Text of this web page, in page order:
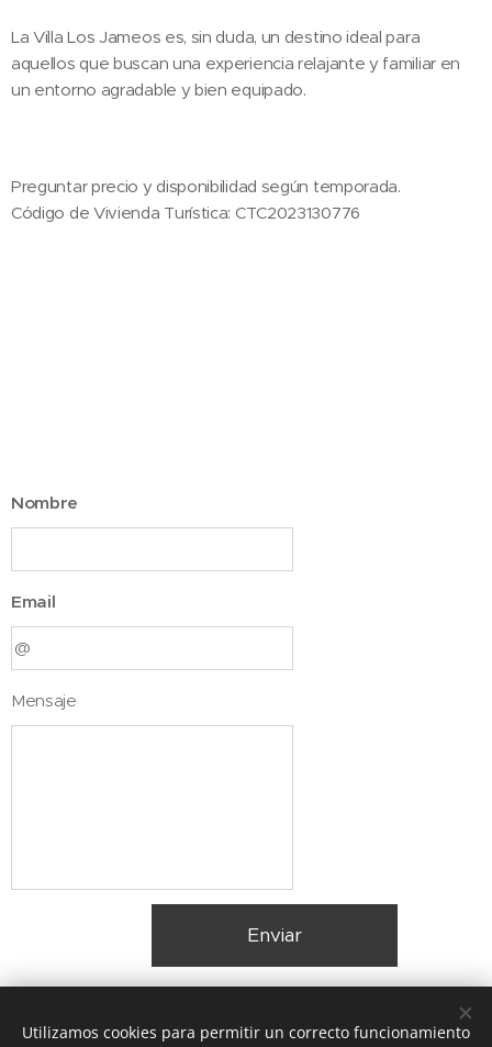
La Villa Los Jameos es, sin duda, un destino ideal para
aquellos que buscan una experiencia relajante y familiar en
un entorno agradable y bien equipado.
Preguntar precio y disponibilidad según temporada.
Código de Vivienda Turística: CTC2023130776
Nombre
Email
Mensaje
Enviar
Utilizamos cookies para permitir un correcto funcionamiento